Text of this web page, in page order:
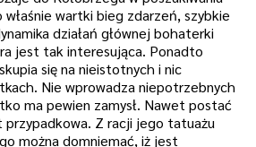
wartki bieg zdarzeń, szybkie
działań głównej bohaterki
jest tak interesująca. Ponadto
się na nieistotnych i nic
Nie wprowadza niepotrzebnych
ma pewien zamysł. Nawet postać
Z racji jego tatuażu
można domniemać, iż jest